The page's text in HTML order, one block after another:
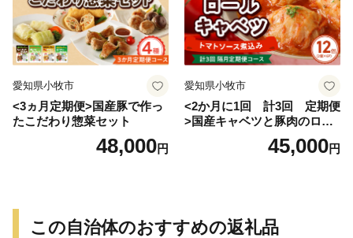
愛知県小牧市
<3ヵ月定期便>国産豚で作っ
たこだわり惣菜セット
48,000円
愛知県小牧市
<2か月に1回 計3回 定期便
>国産キャベツと豚肉のロー
ルキャベツ（6P入り）
45,000円
この自治体のおすすめの返礼品